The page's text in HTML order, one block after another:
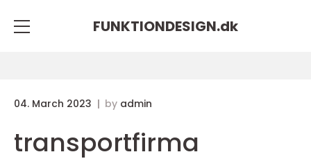
FUNKTIONDESIGN.dk
04. March 2023 by admin
transportfirma